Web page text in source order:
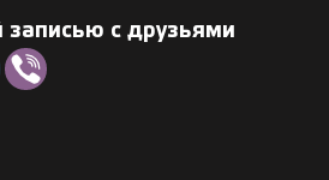
записью с друзьями